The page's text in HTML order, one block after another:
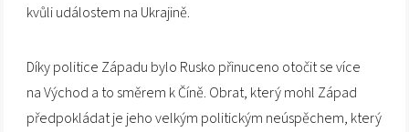
kvůli událostem na Ukrajině.
Díky politice Západu bylo Rusko přinuceno otočit se více
na Východ a to směrem k Číně. Obrat, který mohl Západ
předpokládat je jeho velkým politickým neúspěchem, který